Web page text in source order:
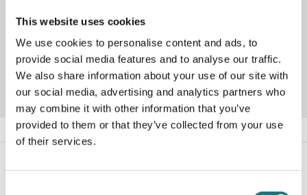
This website uses cookies
We use cookies to personalise content and ads, to
provide social media features and to analyse our traffic.
We also share information about your use of our site with
our social media, advertising and analytics partners who
may combine it with other information that you’ve
provided to them or that they’ve collected from your use
of their services.
Artikelnummer 288050